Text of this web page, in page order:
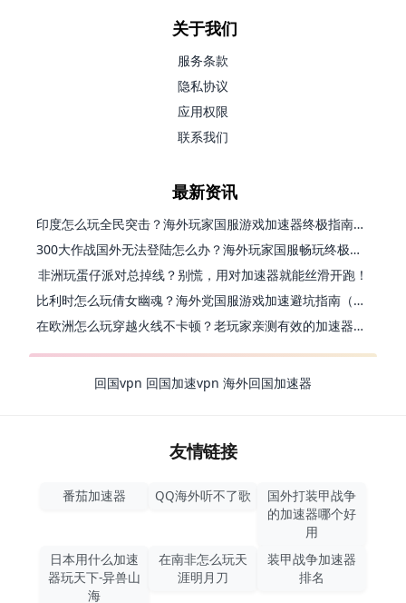
关于我们
服务条款
隐私协议
应用权限
联系我们
最新资讯
印度怎么玩全民突击？海外玩家国服游戏加速器终极指南（附原神延迟优化+精灵之境加速器选择）
300大作战国外无法登陆怎么办？海外玩家国服畅玩终极指南（附实测推荐）
非洲玩蛋仔派对总掉线？别慌，用对加速器就能丝滑开跑！
比利时怎么玩倩女幽魂？海外党国服游戏加速避坑指南（附实测推荐）
在欧洲怎么玩穿越火线不卡顿？老玩家亲测有效的加速器选择指南
回国vpn 回国加速vpn 海外回国加速器
友情链接
番茄加速器 QQ海外听不了歌
国外打装甲战争
的加速器哪个好
用
日本用什么加速
器玩天下-异兽山
海
在南非怎么玩天
涯明月刀
装甲战争加速器
排名